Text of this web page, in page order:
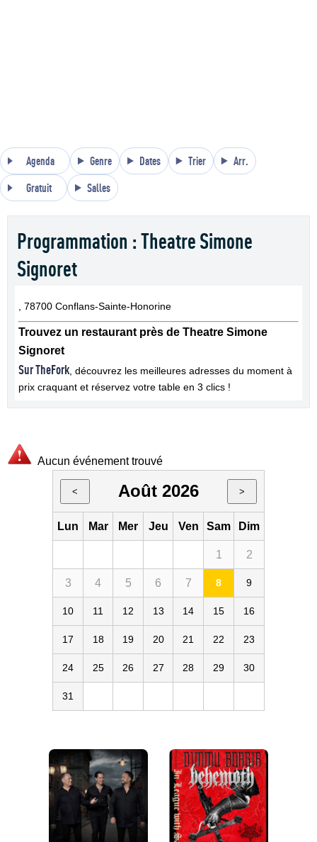
Agenda Genre Dates Trier Arr.
Gratuit Salles
Programmation : Theatre Simone
Signoret
, 78700 Conflans-Sainte-Honorine
Trouvez un restaurant près de Theatre Simone
Signoret
Sur TheFork , découvrez les meilleures adresses du moment à
prix craquant et réservez votre table en 3 clics !
Aucun événement trouvé
< Août 2026 >
Lun Mar Mer Jeu Ven Sam Dim
1 2
3 4 5 6 7 8 9
10 11 12 13 14 15 16
17 18 19 20 21 22 23
24 25 26 27 28 29 30
31